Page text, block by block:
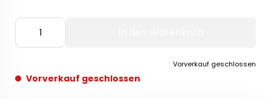
Vorverkauf geschlossen
Vorverkauf geschlossen